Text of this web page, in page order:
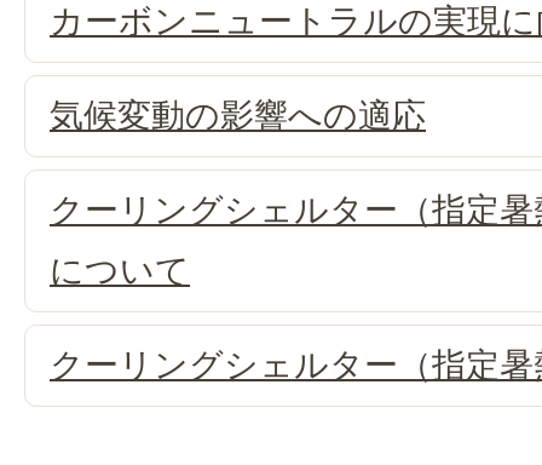
カーボンニュートラルの実現
気候変動の影響への適応
クーリングシェルター（指定
について
クーリングシェルター（指定